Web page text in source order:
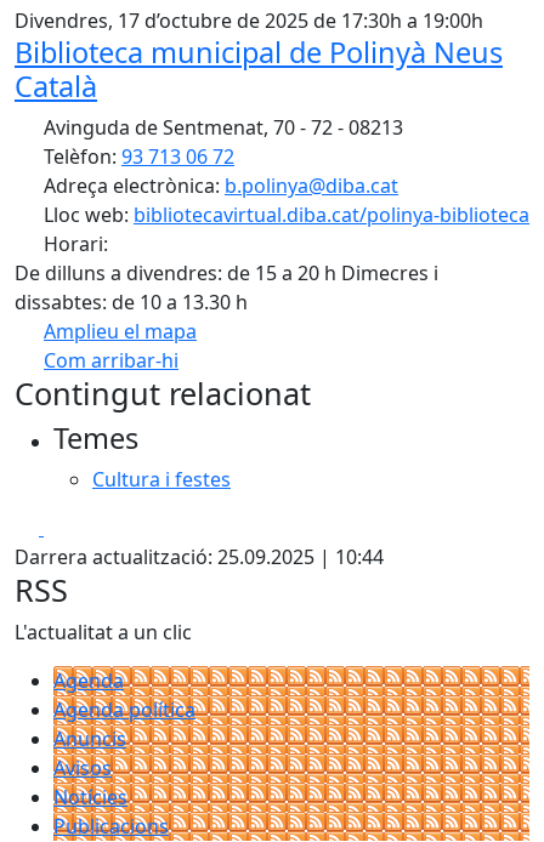
Divendres, 17 d’octubre de 2025 de 17:30h a 19:00h
Biblioteca municipal de Polinyà Neus
Català
Avinguda de Sentmenat, 70 - 72 - 08213
Telèfon: 93 713 06 72
Adreça electrònica: b.polinya@diba.cat
Lloc web: bibliotecavirtual.diba.cat/polinya-biblioteca
Horari:
De dilluns a divendres: de 15 a 20 h Dimecres i
dissabtes: de 10 a 13.30 h
Amplieu el mapa
Com arribar-hi
+
Contingut relacionat
Temes
Cultura i festes
Darrera actualització: 25.09.2025 | 10:44
RSS
L'actualitat a un clic
Agenda
Agenda política
Anuncis
Avisos
Notícies
Publicacions